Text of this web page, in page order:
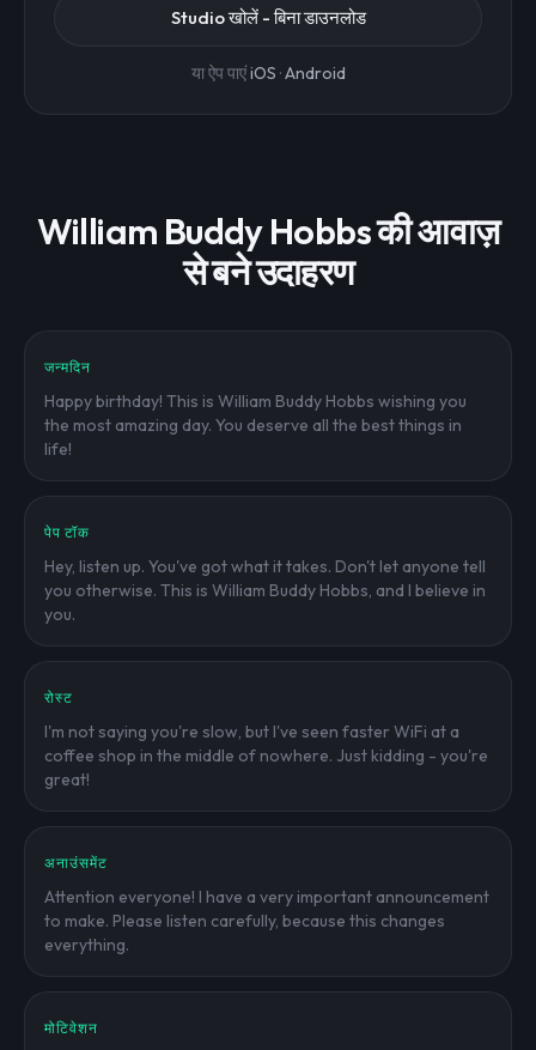
Studio खोलें - बिना डाउनलोड
या ऐप पाएंiOS ·Android
William Buddy Hobbs की आवाज़
से बने उदाहरण
जन्मदिन
Happy birthday! This is William Buddy Hobbs wishing you
the most amazing day. You deserve all the best things in
life!
पेप टॉक
Hey, listen up. You've got what it takes. Don't let anyone tell
you otherwise. This is William Buddy Hobbs, and I believe in
you.
रोस्ट
I'm not saying you're slow, but I've seen faster WiFi at a
coffee shop in the middle of nowhere. Just kidding - you're
great!
अनाउंसमेंट
Attention everyone! I have a very important announcement
to make. Please listen carefully, because this changes
everything.
मोटिवेशन